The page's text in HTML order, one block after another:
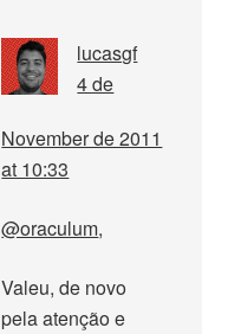
lucasgf
4 de
November de 2011
at 10:33
@oraculum,
Valeu, de novo
pela atenção e